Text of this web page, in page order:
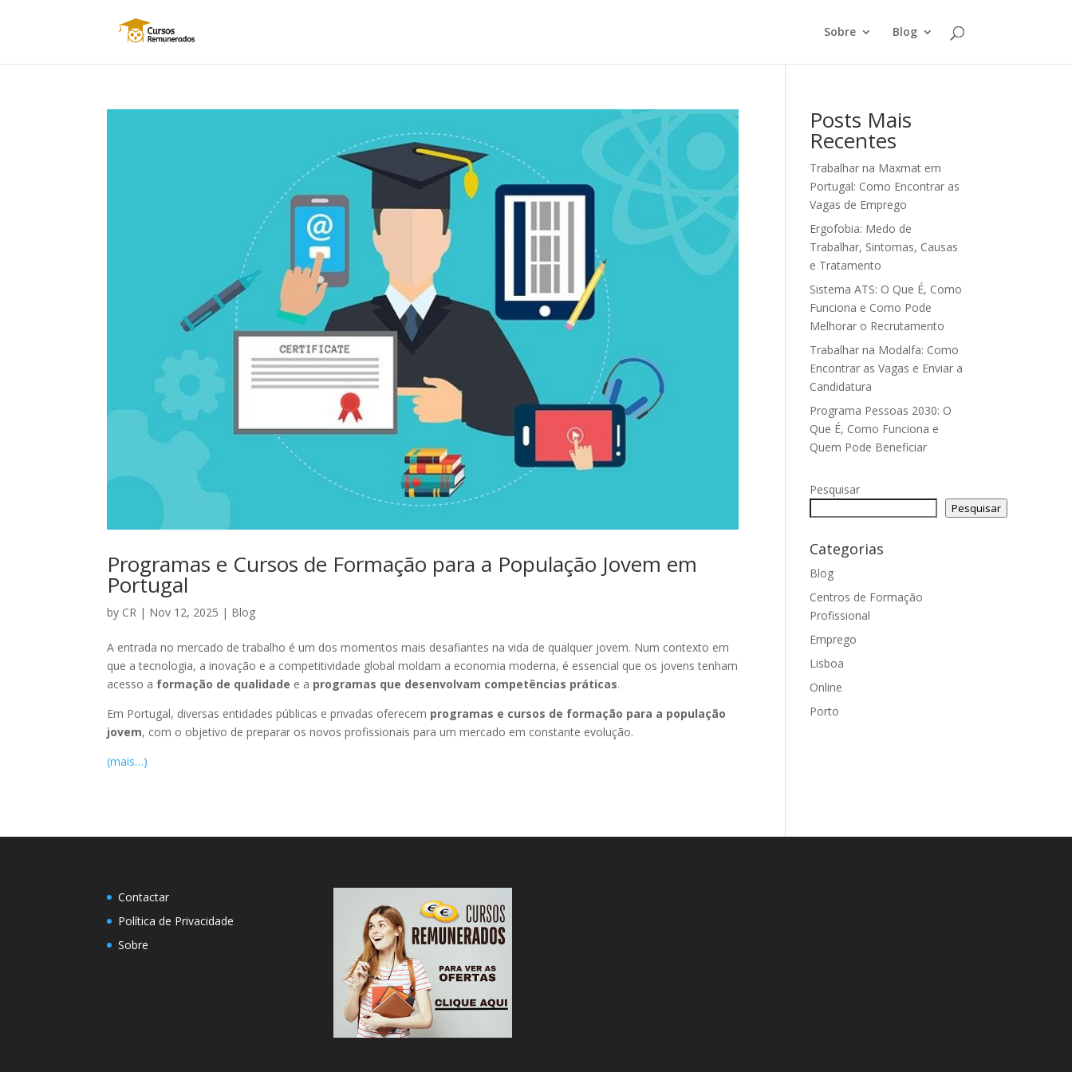
Sobre Blog
Programas e Cursos de Formação para a População Jovem em
Portugal
by CR | Nov 12, 2025 | Blog
A entrada no mercado de trabalho é um dos momentos mais desafiantes na vida de qualquer jovem. Num contexto em
que a tecnologia, a inovação e a competitividade global moldam a economia moderna, é essencial que os jovens tenham
acesso a formação de qualidade e a programas que desenvolvam competências práticas.
Em Portugal, diversas entidades públicas e privadas oferecem programas e cursos de formação para a população
jovem, com o objetivo de preparar os novos profissionais para um mercado em constante evolução.
(mais…)
Posts Mais
Recentes
Trabalhar na Maxmat em
Portugal: Como Encontrar as
Vagas de Emprego
Ergofobia: Medo de
Trabalhar, Sintomas, Causas
e Tratamento
Sistema ATS: O Que É, Como
Funciona e Como Pode
Melhorar o Recrutamento
Trabalhar na Modalfa: Como
Encontrar as Vagas e Enviar a
Candidatura
Programa Pessoas 2030: O
Que É, Como Funciona e
Quem Pode Beneficiar
Pesquisar
Pesquisar
Categorias
Blog
Centros de Formação
Profissional
Emprego
Lisboa
Online
Porto
Contactar
Política de Privacidade
Sobre